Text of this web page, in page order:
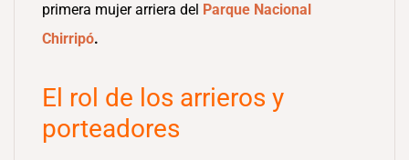
primera mujer arriera del Parque Nacional
Chirripó.
El rol de los arrieros y
porteadores